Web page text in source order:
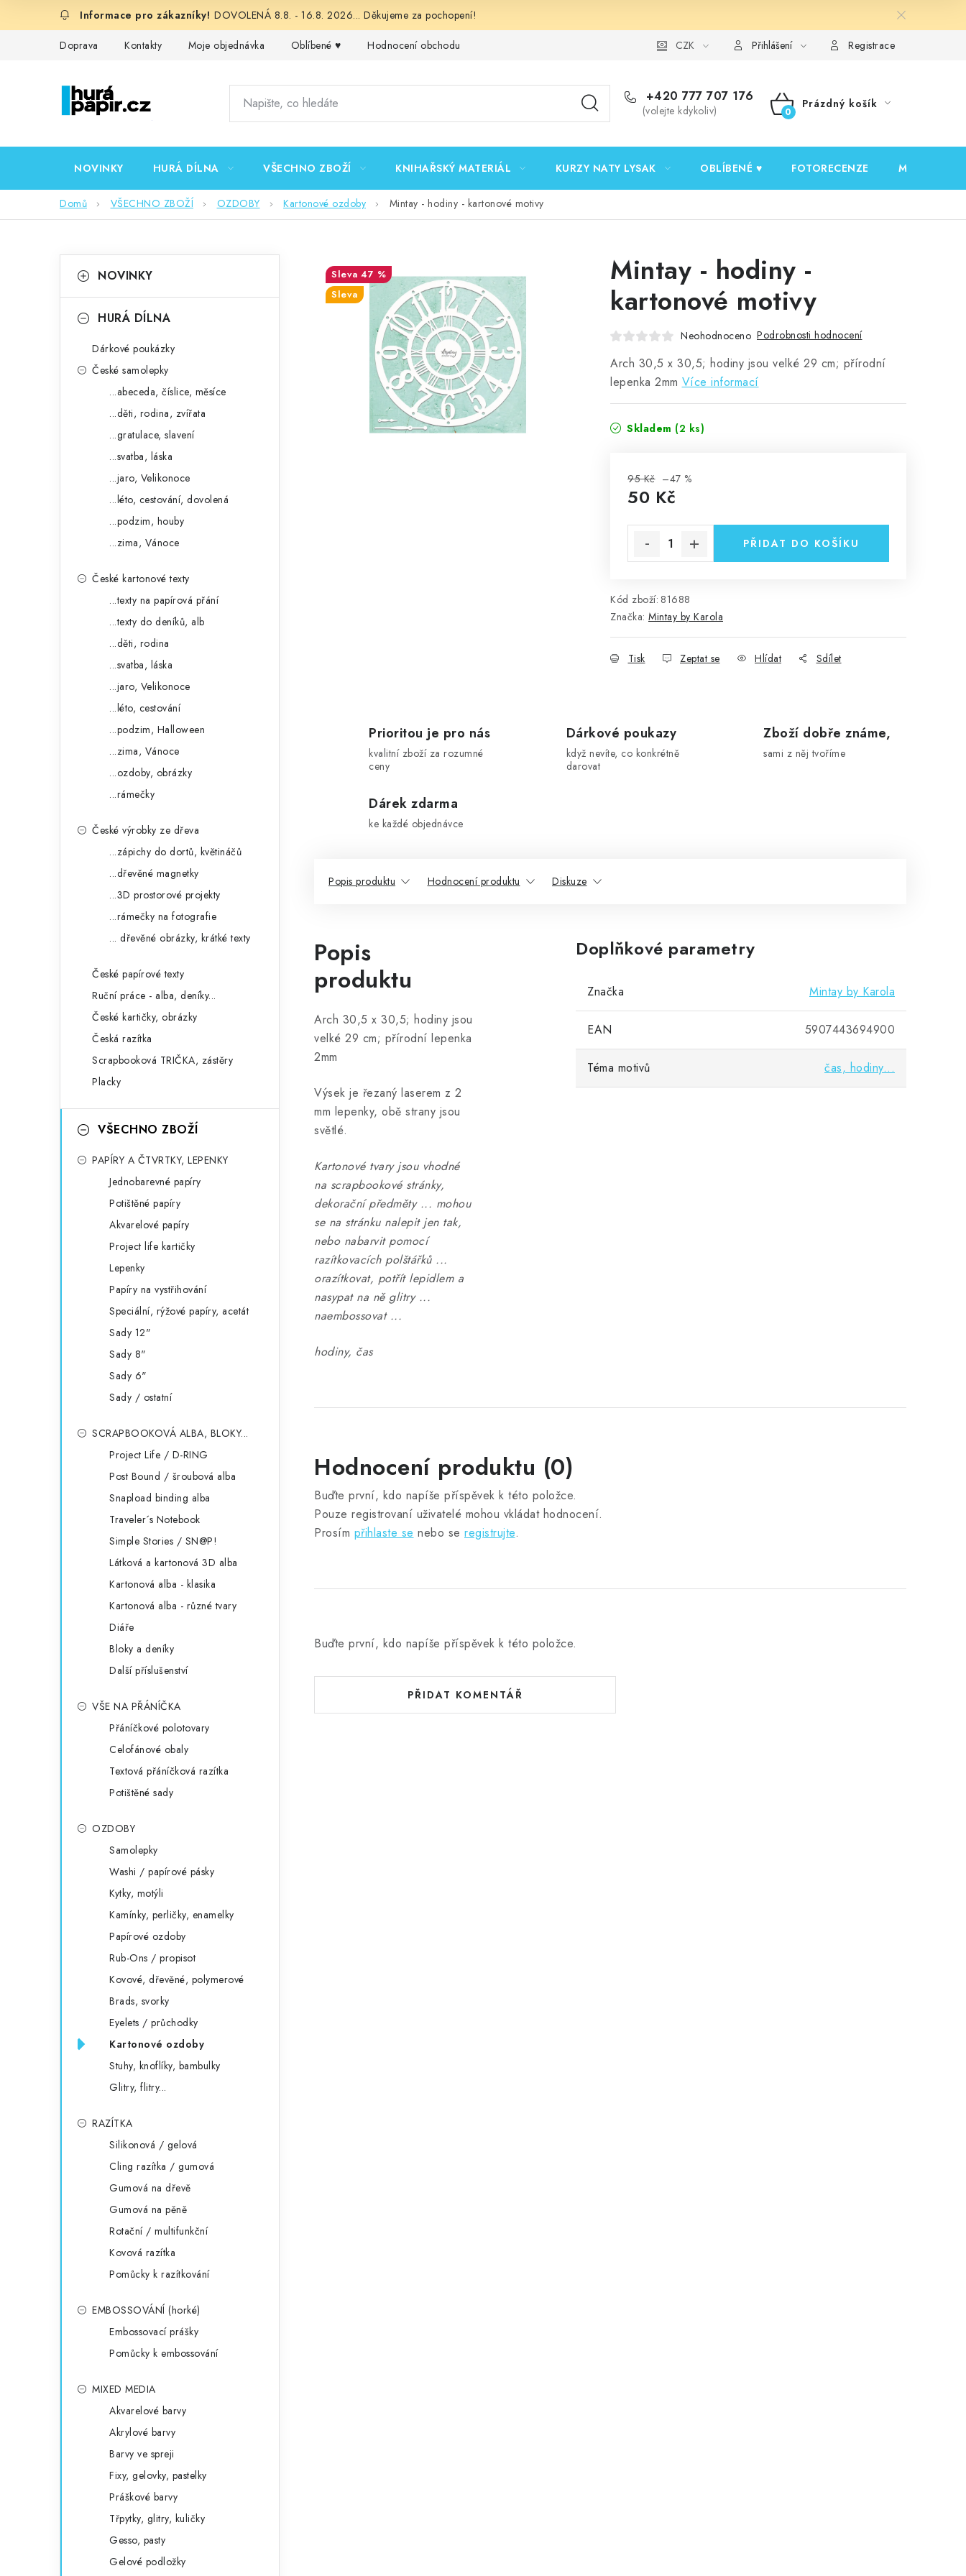
DOVOLENÁ 8.8. - 16.8. 2026... Děkujeme za pochopení!
Doprava Kontakty Moje objednávka Oblíbené ♥️ Hodnocení obchodu Podmínky ochrany osobních údajů Ověřování recenzí
CZK Přihlášení Registrace
+420 777 707 176
(volejte kdykoliv)
NÁKUPNÍ
Prázdný košík
NOVINKY HURÁ DÍLNA VŠECHNO ZBOŽÍ KNIHAŘSKÝ MATERIÁL KURZY NATY LYSAK OBLÍBENÉ ♥️ FOTORECENZE MOJE
Domů VŠECHNO ZBOŽÍ OZDOBY Kartonové ozdoby Mintay - hodiny - kartonové motivy
okategorie
a
NOVINKY
HURÁ DÍLNA
Dárkové poukázky
České samolepky
...abeceda, číslice, měsíce
...děti, rodina, zvířata
...gratulace, slavení
...svatba, láska
...jaro, Velikonoce
...léto, cestování, dovolená
...podzim, houby
...zima, Vánoce
České kartonové texty
...texty na papírová přání
...texty do deníků, alb
...děti, rodina
...svatba, láska
...jaro, Velikonoce
...léto, cestování
...podzim, Halloween
...zima, Vánoce
...ozdoby, obrázky
...rámečky
České výrobky ze dřeva
...zápichy do dortů, květináčů
...dřevěné magnetky
...3D prostorové projekty
...rámečky na fotografie
... dřevěné obrázky, krátké texty
České papírové texty
Ruční práce - alba, deníky...
České kartičky, obrázky
Česká razítka
Scrapbooková TRIČKA, zástěry
Placky
VŠECHNO ZBOŽÍ
PAPÍRY A ČTVRTKY, LEPENKY
Jednobarevné papíry
Potištěné papíry
Akvarelové papíry
Project life kartičky
Lepenky
Papíry na vystřihování
Speciální, rýžové papíry, acetát
Sady 12"
Sady 8"
Sady 6"
Sady / ostatní
SCRAPBOOKOVÁ ALBA, BLOKY...
Project Life / D-RING
Post Bound / šroubová alba
Snapload binding alba
Traveler´s Notebook
Simple Stories / SN@P!
Látková a kartonová 3D alba
Kartonová alba - klasika
Kartonová alba - různé tvary
Diáře
Bloky a deníky
Další příslušenství
VŠE NA PŘÁNÍČKA
Přáníčkové polotovary
Celofánové obaly
Textová přáníčková razítka
Potištěné sady
OZDOBY
Samolepky
Washi / papírové pásky
Kytky, motýli
Kamínky, perličky, enamelky
Papírové ozdoby
Rub-Ons / propisot
Kovové, dřevěné, polymerové
Brads, svorky
Eyelets / průchodky
Kartonové ozdoby
Stuhy, knoflíky, bambulky
Glitry, flitry...
RAZÍTKA
Silikonová / gelová
Cling razítka / gumová
Gumová na dřevě
Gumová na pěně
Rotační / multifunkční
Kovová razítka
Pomůcky k razítkování
EMBOSSOVÁNÍ (horké)
Embossovací prášky
Pomůcky k embossování
MIXED MEDIA
Akvarelové barvy
Akrylové barvy
Barvy ve spreji
Fixy, gelovky, pastelky
Práškové barvy
Třpytky, glitry, kuličky
Gesso, pasty
Gelové podložky
Mintay - hodiny -
kartonové motivy
Neohodnoceno Podrobnosti hodnocení
Arch 30,5 x 30,5; hodiny jsou velké 29 cm; přírodní
lepenka 2mm Více informací
Skladem (2 ks)
95 Kč –47 %
50 Kč
PŘIDAT DO KOŠÍKU
Kód zboží: 81688
Značka: Mintay by Karola
Tisk Zeptat se Hlídat Sdílet
47 %
Sleva
Prioritou je pro nás
kvalitní zboží za rozumné
ceny
Dárkové poukazy
když nevíte, co konkrétně
darovat
Zboží dobře známe,
sami z něj tvoříme
Dárek zdarma
ke každé objednávce
Popis produktu Hodnocení produktu Diskuze
Popis
produktu
Arch 30,5 x 30,5; hodiny jsou
velké 29 cm; přírodní lepenka
2mm
Výsek je řezaný laserem z 2
mm lepenky, obě strany jsou
světlé.
Kartonové tvary jsou vhodné
na scrapbookové stránky,
dekorační předměty ... mohou
se na stránku nalepit jen tak,
nebo nabarvit pomocí
razítkovacích polštářků ...
orazítkovat, potřít lepidlem a
nasypat na ně glitry ...
naembossovat ...
hodiny, čas
Doplňkové parametry
Značka Mintay by Karola
EAN 5907443694900
Téma motivů čas, hodiny...
Hodnocení produktu (0)
Buďte první, kdo napíše příspěvek k této položce.
Pouze registrovaní uživatelé mohou vkládat hodnocení.
Prosím přihlaste se nebo se registrujte.
Buďte první, kdo napíše příspěvek k této položce.
PŘIDAT KOMENTÁŘ